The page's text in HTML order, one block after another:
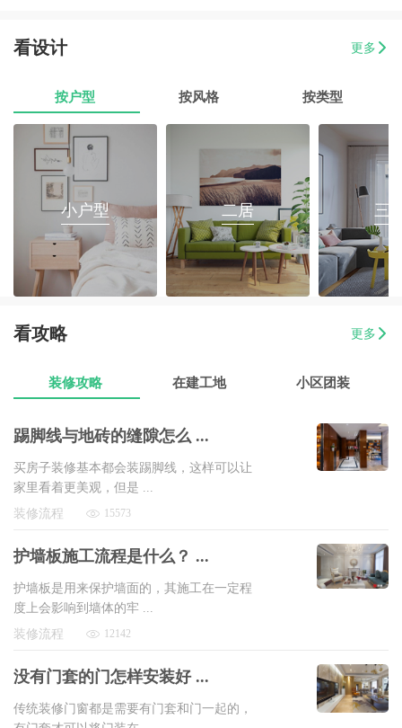
07-17 8万以上
朱小姐 560平办公室装修 8万以上
伊小姐
07-17 万泰城4室2厅 202平 8万以上
葛小姐 榕城区榕江一品3室2厅1卫 8万以上
07-17 魏先生 金海湾4室2厅 8万以上
07-17 曾女士 新澳城市花园3室1厅1卫 8万以上
07-17 8万以上
看设计 更多
按户型 按风格 按类型
小户型 二居 三
看攻略 更多
装修攻略 在建工地 小区团装
踢脚线与地砖的缝隙怎么 ...
买房子装修基本都会装踢脚线，这样可以让
家里看着更美观，但是 ...
装修流程
15573
护墙板施工流程是什么？ ...
护墙板是用来保护墙面的，其施工在一定程
度上会影响到墙体的牢 ...
装修流程
12142
没有门套的门怎样安装好 ...
传统装修门窗都是需要有门套和门一起的，